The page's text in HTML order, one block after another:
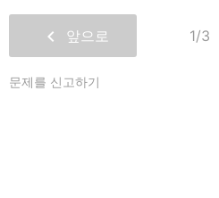
chevron_left 앞으로 1/3
문제를 신고하기